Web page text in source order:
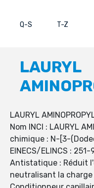
Q-S T-Z
LAURYL
LAURYL
Nom INCI : LAURYL
chimique : N-[3-
EINECS/ELINCS :
Antistatique : Réduit
neutralisant la